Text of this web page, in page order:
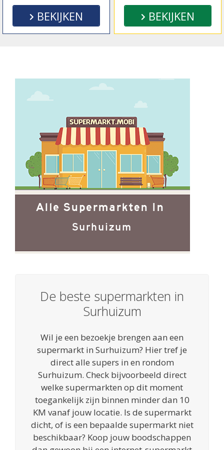
BEKIJKEN BEKIJKEN
De beste supermarkten in
Surhuizum
Wil je een bezoekje brengen aan een
supermarkt in Surhuizum? Hier tref je
direct alle supers in en rondom
Surhuizum. Check bijvoorbeeld direct
welke supermarkten op dit moment
toegankelijk zijn binnen minder dan 10
KM vanaf jouw locatie. Is de supermarkt
dicht, of is een bepaalde supermarkt niet
beschikbaar? Koop jouw boodschappen